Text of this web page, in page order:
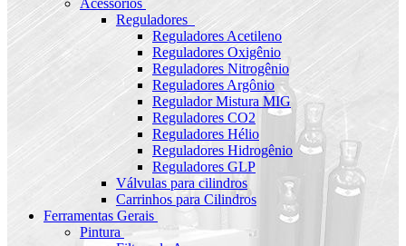
Acessórios
Reguladores
Reguladores Acetileno
Reguladores Oxigênio
Reguladores Nitrogênio
Reguladores Argônio
Regulador Mistura MIG
Reguladores CO2
Reguladores Hélio
Reguladores Hidrogênio
Reguladores GLP
Válvulas para cilindros
Carrinhos para Cilindros
Ferramentas Gerais
Pintura